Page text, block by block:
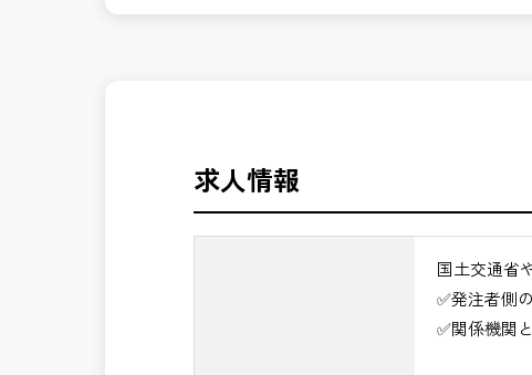
■勤務地について、ご希望のある方は別途ご
（東北地方、関東地方、中部地方、近畿地方
■発注者支援業務＜希望する業務をお選びく
求人情報
国土交通省
✅発注者側
✅関係機関